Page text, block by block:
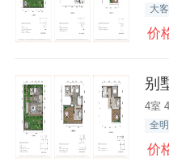
大
价
别
4室
全
价